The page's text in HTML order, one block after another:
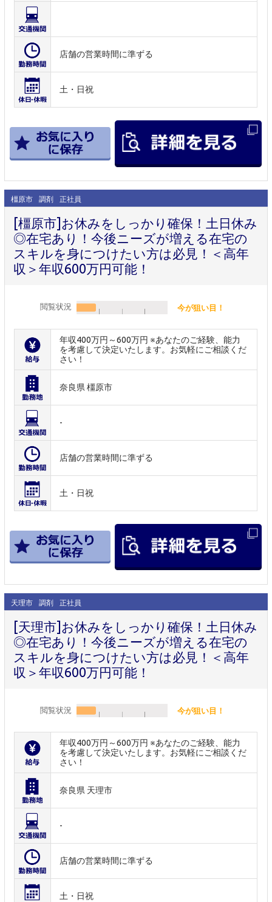
店舗の営業時間に準ずる
土・日祝
橿原市 調剤 正社員
[橿原市]お休みをしっかり確保！土日休み
◎在宅あり！今後ニーズが増える在宅の
スキルを身につけたい方は必見！＜高年
収＞年収600万円可能！
閲覧状況 今が狙い目！
年収400万円～600万円 ※あなたのご経験、能力
を考慮して決定いたします。お気軽にご相談くだ
さい！
奈良県 橿原市
-
店舗の営業時間に準ずる
土・日祝
天理市 調剤 正社員
[天理市]お休みをしっかり確保！土日休み
◎在宅あり！今後ニーズが増える在宅の
スキルを身につけたい方は必見！＜高年
収＞年収600万円可能！
閲覧状況 今が狙い目！
年収400万円～600万円 ※あなたのご経験、能力
を考慮して決定いたします。お気軽にご相談くだ
さい！
奈良県 天理市
-
店舗の営業時間に準ずる
土・日祝